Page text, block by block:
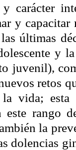
carácter
y
últimas
y
juvenil),
retos
vida; esta
este rango
la
dolencias